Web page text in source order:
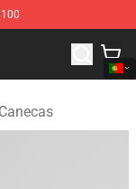
Merchandise Store